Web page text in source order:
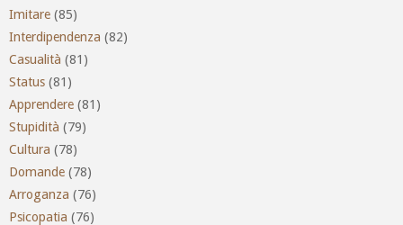
Imitare (85)
Interdipendenza (82)
Casualità (81)
Status (81)
Apprendere (81)
Stupidità (79)
Cultura (78)
Domande (78)
Arroganza (76)
Psicopatia (76)